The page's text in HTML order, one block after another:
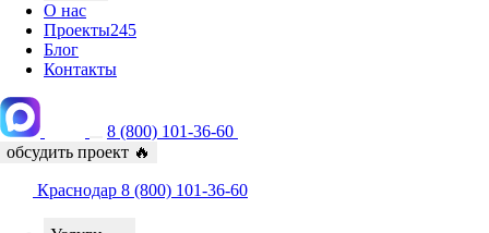
О нас
Проекты245
Блог
Контакты
8 (800) 101-36-60
обсудить проект 🔥
Краснодар 8 (800) 101-36-60